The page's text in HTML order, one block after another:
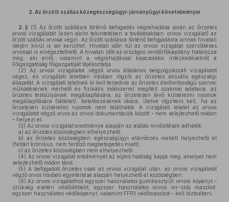
2. Az őrzött szállás közegészségügyi-járványügyi követelményei
2. § (1) Az őrzött szállásra történő befogadás végrehajtása során az őrizetes
orvosi vizsgálatát (ezen alcím tekintetében a továbbiakban: orvosi vizsgálat) az
őrzött szállás orvosa végzi. Az őrzött szállásra történő befogadásra annak hivatali
idején kívül is sor kerülhet. Hivatali időn túl az orvosi vizsgálat szerződéses
orvossal is elvégeztethető. A hivatali időt az országos rendőrfőkapitány határozza
meg, aki erről, valamint a végrehajtással kapcsolatos intézkedésekről a
Főigazgatóság főigazgatóját tájékoztatja.
(2) Az orvosi vizsgálatot végző orvos általános belgyógyászati vizsgálatot
végez, és vizsgálati leletben írásban rögzíti az őrizetes aktuális egészségi
állapotát. A vizsgálati leletnek ki kell terjednie az őrizetes életfontosságú szervei
működésének mérhető és fizikális módszerrel megítélt szakmai adataira, az
őrizetes testsúlyának megállapítására, az őrizetesen lévő külsérelmi nyomok
megállapítására (látlelet), keletkezésének okára, illetve rögzíteni kell, ha az
őrizetesen külsérelmi nyomok nem találhatók. A vizsgálati leletet az orvosi
vizsgálatot végző orvos az orvosi dokumentációk között – nem selejtezhető módon
– helyezi el.
(3) Az orvosi vizsgálat eredménye alapján az alábbi minősítések adhatók:
a) az őrizetes közösségben elhelyezhető,
b) az őrizetes közösségben egészségügyi ellenőrzés mellett helyezhető el
(feltárt krónikus, nem fertőző megbetegedés miatt),
c) az őrizetes közösségben nem elhelyezhető.
(4) Az orvosi vizsgálat eredményét az eljáró hatóság kapja meg, amelyet nem
selejtezhető módon tárol.
(5) A befogadott őrizetes csak az orvosi vizsgálat után, az orvosi vizsgálatot
végző orvos írásbeli egyetértése alapján helyezhető el közösségben.
(6) Az orvosi vizsgálathoz egyszer használatos gumikesztyűt, orvosi köpenyt –
szükség esetén védőlábbelit, egyszer használatos orvosi orr-száj maszkot,
egyszer használatos védőköpenyt, valamint FFP3 védőmaszkot – kell biztosítani.